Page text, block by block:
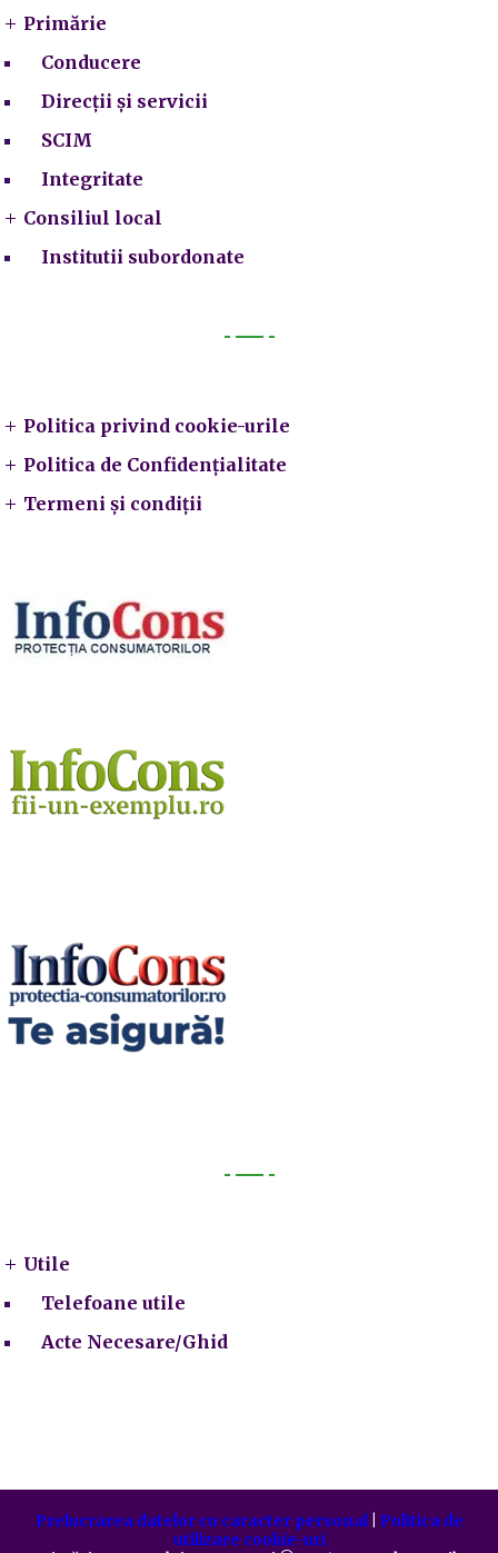
Primărie
Conducere
Direcții și servicii
SCIM
Integritate
Consiliul local
Institutii subordonate
Politica privind cookie-urile
Politica de Confidențialitate
Termeni și condiții
Utile
Telefoane utile
Acte Necesare/Ghid
Prelucrarea datelor cu caracter personal| Politica de
utilizare cookie-uri